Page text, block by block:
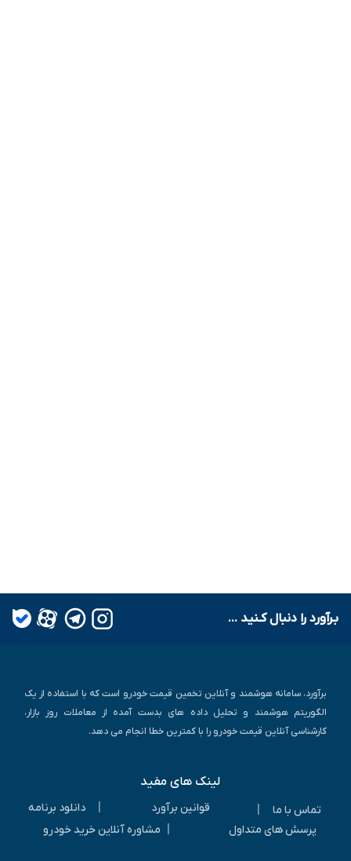
بـرآورد را دنبال کـنید ...
برآورد، سامانه هوشمند و آنلاین تخمین قیمت خودرو است که با استفاده از یک
الگوریتم هوشمند و تحلیل داده های بدست آمده از معاملات روز بازار،
کارشناسی آنلاین قیمت خودرو را با کمترین خطا انجام می دهد.
لینک های مفید
تماس با ما قوانین برآورد
دانلود برنامه
پرسش های متداول
مشاوره آنلاین خرید خودرو